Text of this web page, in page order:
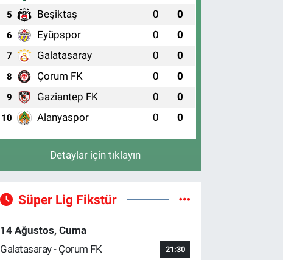
5 Beşiktaş 0 0
6 Eyüpspor 0 0
7 Galatasaray 0 0
8 Çorum FK 0 0
9 Gaziantep FK 0 0
10 Alanyaspor 0 0
Detaylar için tıklayın
Süper Lig Fikstür
14 Ağustos, Cuma
Galatasaray - Çorum FK
21:30